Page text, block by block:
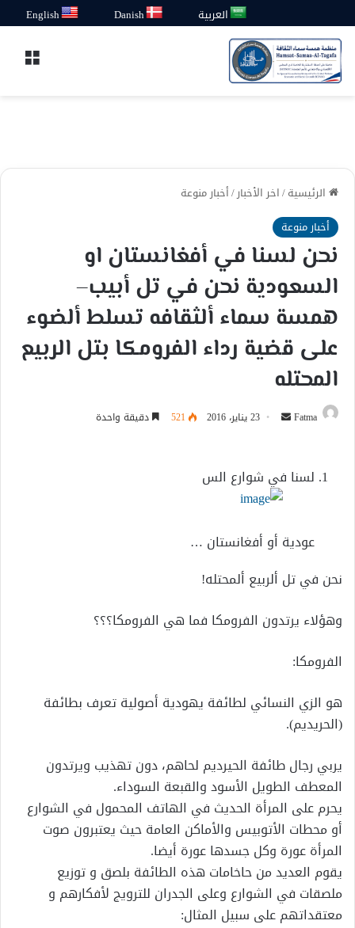
العربية Danish
English
الرئيسية/اخر الأخبار/أخبار منوعة
أخبار منوعة
نحن لسنا في أفغانستان او
السعودية نحن في تل أبيب–
همسة سماء ألثقافه تسلط ألضوء
على قضية رداء الفرومكا بتل الربيع
المحتله
Fatma
أرسل 23 يناير، 2016 521 دقيقة واحدة
لسنا في شوارع الس
عودية أو أفغانستان …
نحن في تل ألربيع ألمحتله!
وهؤﻻء يرتدون الفرومكا فما هي الفرومكا؟؟؟
الفرومكا:
هو الزي النسائي لطائفة يهودية أصولية تعرف بطائفة
(الحريديم).
يربي رجال طائفة الحيرديم لحاهم، دون تهذيب ويرتدون
المعطف الطويل الأسود والقبعة السوداء.
يحرم على المرأة الحديث في الهاتف المحمول في الشوارع
أو محطات الأتوبيس والأماكن العامة حيث يعتبرون صوت
المرأة عورة وكل جسدها عورة أيضا.
يقوم العديد من حاخامات هذه الطائفة بلصق و توزيع
ملصقات في الشوارع وعلى الجدران للترويج لأفكارهم و
معتقداتهم على سبيل المثال: